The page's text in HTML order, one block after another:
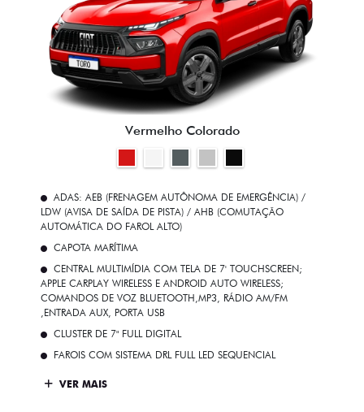
Vermelho Colorado
ADAS: AEB (FRENAGEM AUTÔNOMA DE EMERGÊNCIA) /
LDW (AVISA DE SAÍDA DE PISTA) / AHB (COMUTAÇÃO
AUTOMÁTICA DO FAROL ALTO)
CAPOTA MARÍTIMA
CENTRAL MULTIMÍDIA COM TELA DE 7' TOUCHSCREEN;
APPLE CARPLAY WIRELESS E ANDROID AUTO WIRELESS;
COMANDOS DE VOZ BLUETOOTH,MP3, RÁDIO AM/FM
,ENTRADA AUX, PORTA USB
CLUSTER DE 7" FULL DIGITAL
FAROIS COM SISTEMA DRL FULL LED SEQUENCIAL
VER MAIS